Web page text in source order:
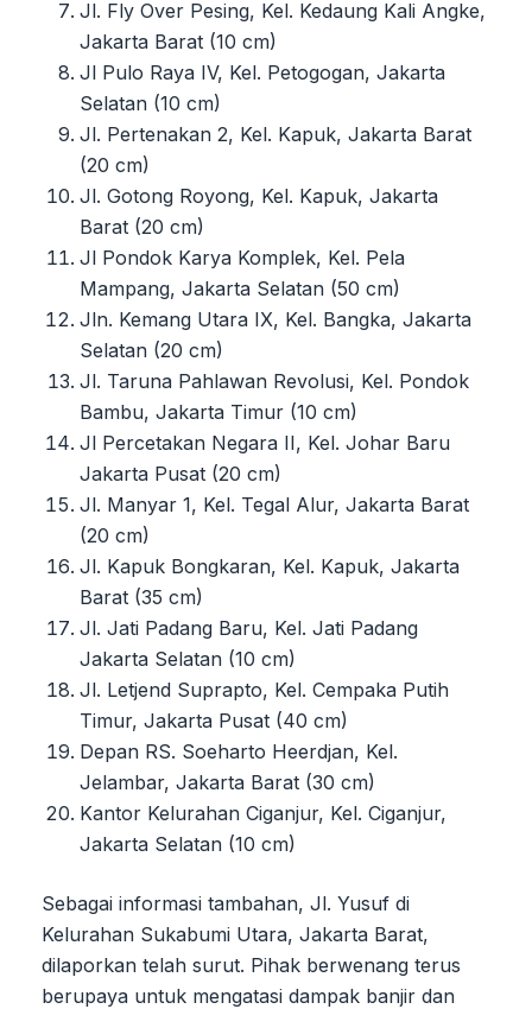
Jl. Fly Over Pesing, Kel. Kedaung Kali Angke,
Jakarta Barat (10 cm)
Jl Pulo Raya IV, Kel. Petogogan, Jakarta
Selatan (10 cm)
Jl. Pertenakan 2, Kel. Kapuk, Jakarta Barat
(20 cm)
Jl. Gotong Royong, Kel. Kapuk, Jakarta
Barat (20 cm)
Jl Pondok Karya Komplek, Kel. Pela
Mampang, Jakarta Selatan (50 cm)
Jln. Kemang Utara IX, Kel. Bangka, Jakarta
Selatan (20 cm)
Jl. Taruna Pahlawan Revolusi, Kel. Pondok
Bambu, Jakarta Timur (10 cm)
Jl Percetakan Negara II, Kel. Johar Baru
Jakarta Pusat (20 cm)
Jl. Manyar 1, Kel. Tegal Alur, Jakarta Barat
(20 cm)
Jl. Kapuk Bongkaran, Kel. Kapuk, Jakarta
Barat (35 cm)
Jl. Jati Padang Baru, Kel. Jati Padang
Jakarta Selatan (10 cm)
Jl. Letjend Suprapto, Kel. Cempaka Putih
Timur, Jakarta Pusat (40 cm)
Depan RS. Soeharto Heerdjan, Kel.
Jelambar, Jakarta Barat (30 cm)
Kantor Kelurahan Ciganjur, Kel. Ciganjur,
Jakarta Selatan (10 cm)
Sebagai informasi tambahan, Jl. Yusuf di
Kelurahan Sukabumi Utara, Jakarta Barat,
dilaporkan telah surut. Pihak berwenang terus
berupaya untuk mengatasi dampak banjir dan